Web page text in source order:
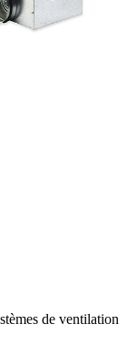
de ventilation